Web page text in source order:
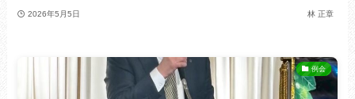
2026年5月5日 林 正章
例会